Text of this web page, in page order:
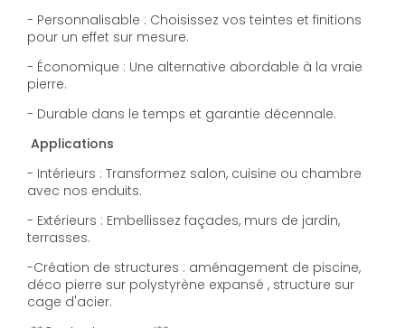
- Personnalisable : Choisissez vos teintes et finitions
pour un effet sur mesure.
- Économique : Une alternative abordable à la vraie
pierre.
- Durable dans le temps et garantie décennale.
Applications
- Intérieurs : Transformez salon, cuisine ou chambre
avec nos enduits.
- Extérieurs : Embellissez façades, murs de jardin,
terrasses.
-Création de structures : aménagement de piscine,
déco pierre sur polystyrène expansé , structure sur
cage d'acier.